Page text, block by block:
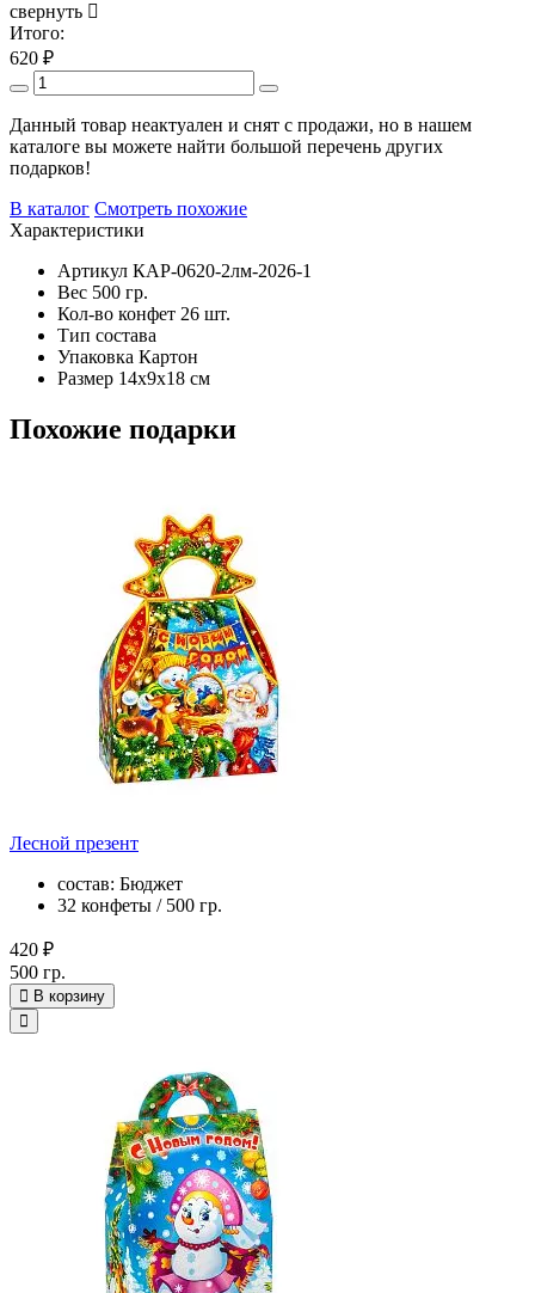
свернуть
Итого:
620 ₽
Данный товар неактуален и снят с продажи, но в нашем
каталоге вы можете найти большой перечень других
подарков!
В каталог Смотреть похожие
Характеристики
Артикул КАР-0620-2лм-2026-1
Вес 500 гр.
Кол-во конфет 26 шт.
Тип состава
Упаковка Картон
Размер 14х9х18 см
Похожие подарки
Лесной презент
состав: Бюджет
32 конфеты / 500 гр.
420 ₽
500 гр.
В корзину